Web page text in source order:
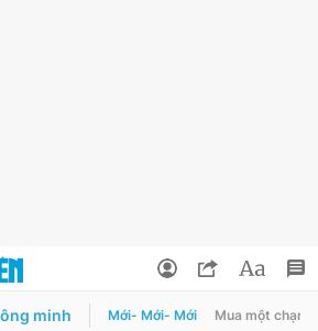
minh Mới- Mới- Mới Mua một chạm